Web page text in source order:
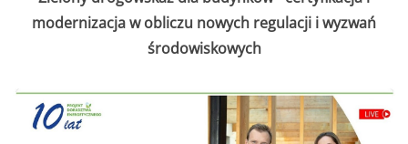
modernizacja w obliczu nowych regulacji i wyzwań
środowiskowych